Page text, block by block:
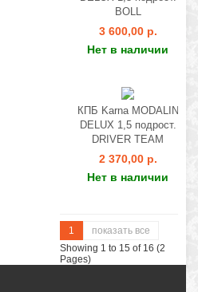
BOLL
3 600,00 р.
Нет в наличии
КПБ Karna MODALIN
DELUX 1,5 подрост.
DRIVER TEAM
2 370,00 р.
Нет в наличии
1
показать все
Showing 1 to 15 of 16 (2
Pages)